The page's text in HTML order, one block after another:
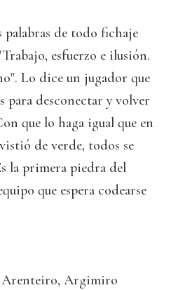
de todo fichaje
esfuerzo e ilusión.
Lo dice un jugador que
para desconectar y volver
que lo haga igual que en
de verde, todos se
la primera piedra del
que espera codearse
Arenteiro, Argimiro